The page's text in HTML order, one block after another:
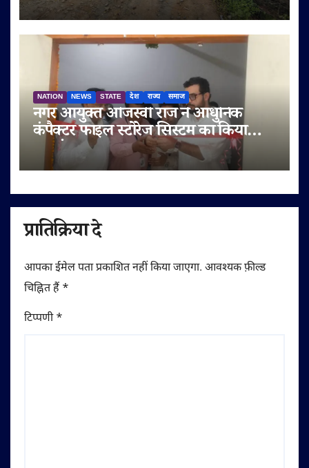
आरोप
NATION NEWS STATE देश राज्य समाज
नगर आयुक्त ओजस्वी राज ने आधुनिक
कंपैक्टर फाइल स्टोरेज सिस्टम का किया
शुभारंभ
प्रातिक्रिया दे
आपका ईमेल पता प्रकाशित नहीं किया जाएगा. आवश्यक फ़ील्ड
चिह्नित हैं *
टिप्पणी*